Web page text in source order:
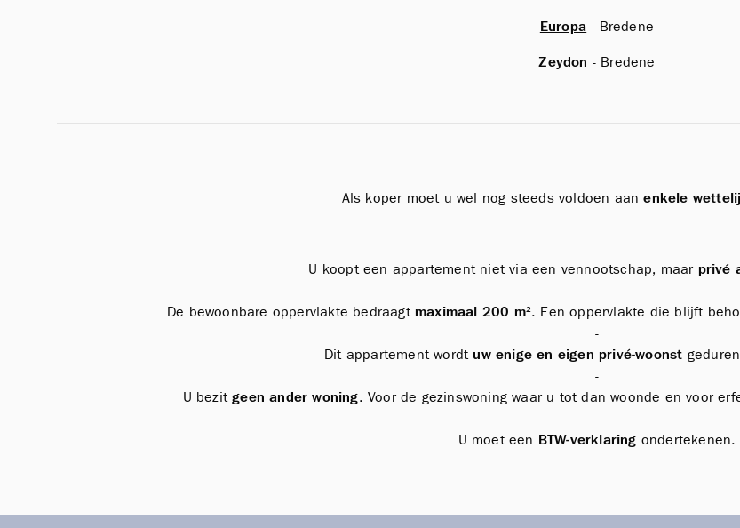
Europa - Bredene
Zeydon - Bredene
Als koper moet u wel nog steeds voldoen aanenkele
U koopt een appartement niet via een vennootschap, maar privé
-
De bewoonbare oppervlakte bedraagt maximaal 200 m². Een oppervlakte die blijft
-
Dit appartement wordtuw enige en eigen privé-woonst
-
U bezitgeen ander woning. Voor de gezinswoning waar u tot dan woonde en voor
-
U moet een BTW-verklaring ondertekenen.